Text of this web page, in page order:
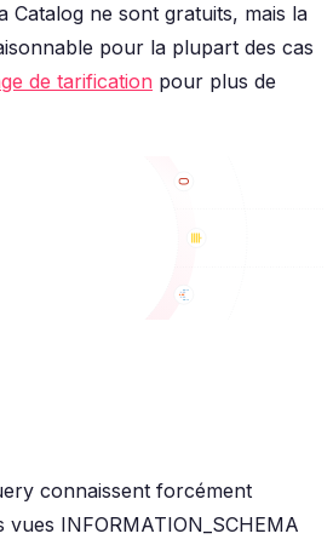
Catalog ne sont gratuits, mais la
pour la plupart des cas
de tarification pour plus de
connaissent forcément
vues INFORMATION_SCHEMA